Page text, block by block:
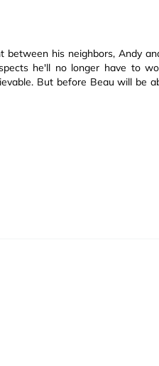
his neighbors, Andy
he'll no longer have to
But before Beau will be